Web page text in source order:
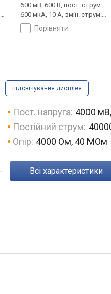
600 мВ, 600 В, пост. струм:
600 мкА, 10 А, змін. струм:
600 мкА, 10 А, опір: 600 Ом,
60 МОм, автоматичний вибір
порівняти
підсвічування дисплея
Пост. напруга: 4000
Постійний струм:
Опір: 4000 Ом, 40 МОм
Всі характеристики